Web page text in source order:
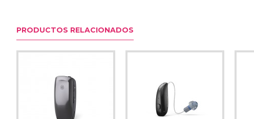
PRODUCTOS RELACIONADOS